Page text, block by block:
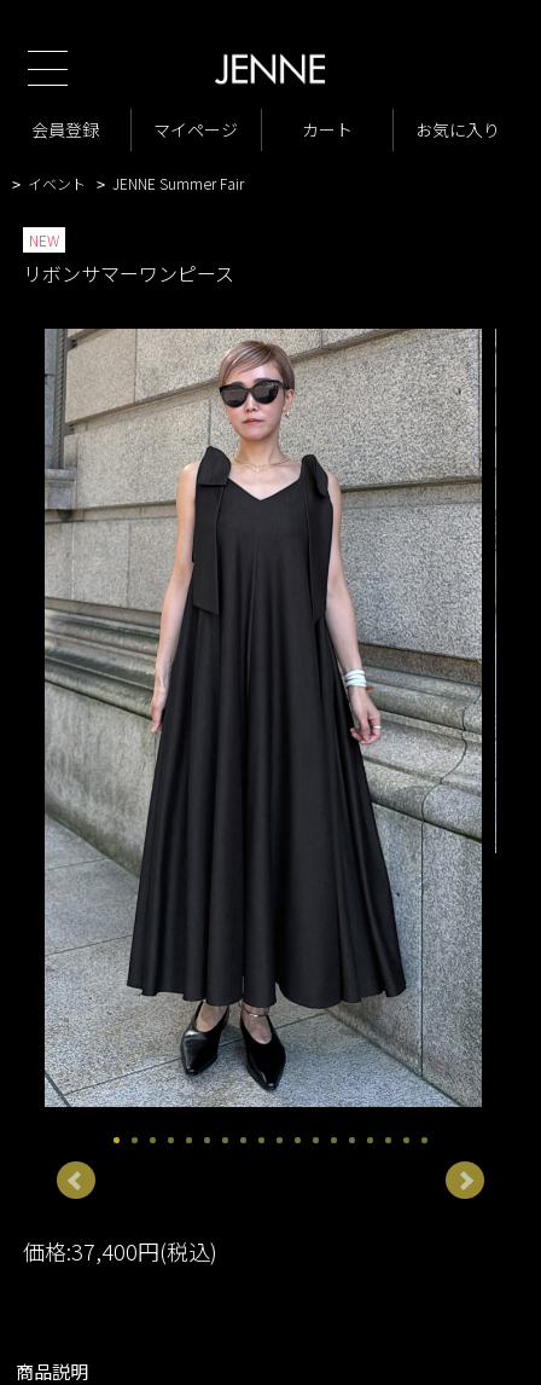
会員登録 マイページ カート お気に入り
TOP
商品一覧 > New Arrivals
VARIATION LIST4 リボンサマーワンピース
> イベント > JENNE Summer Fair
NEW
リボンサマーワンピース
価格:37,400円(税込)
商品説明